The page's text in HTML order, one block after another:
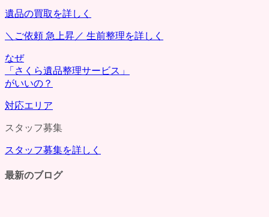
遺品の買取を詳しく
＼ご依頼 急上昇／ 生前整理を詳しく
なぜ
「さくら遺品整理サービス」
がいいの？
対応エリア
スタッフ募集
スタッフ募集を詳しく
最新のブログ